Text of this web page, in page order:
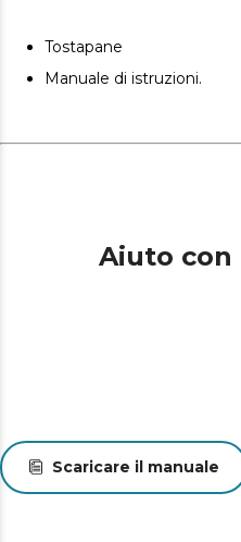
Tostapane
Manuale di istruzioni.
Aiuto
Scaricare il manuale